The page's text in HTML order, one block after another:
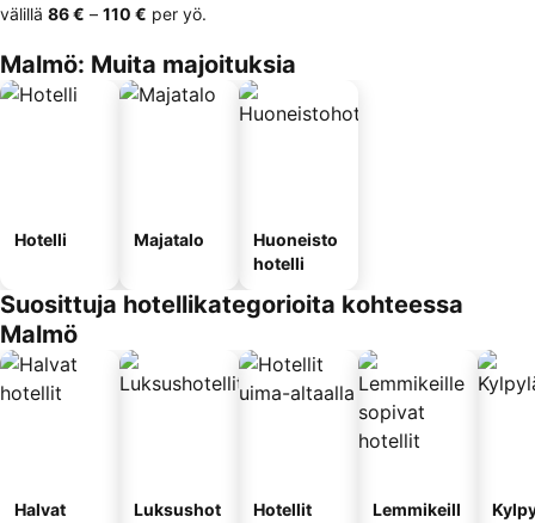
välillä ‎86 € – ‎110 € per yö.
Malmö: Muita majoituksia
Hotelli Majatalo
Huoneisto
hotelli
Suosittuja hotellikategorioita kohteessa
Malmö
Halvat
Luksushot
Hotellit
Lemmikeill